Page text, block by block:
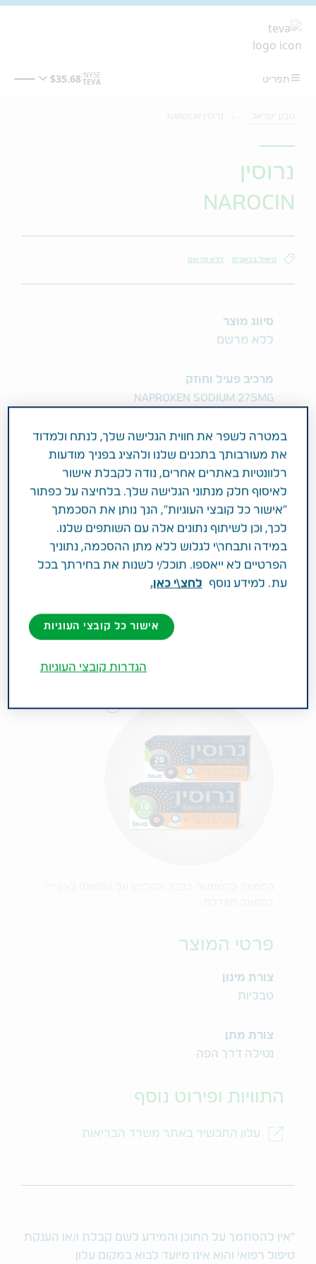
נרוסין
NAROCIN
טיפול בכאבים ללא מרשם
סיווג מוצר
ללא מרשם
מרכיב פעיל וחוזק
NAPROXEN SODIUM 275MG
תחום טיפול
טיפול בכאבים
פעילות רפואית
משכך כאבים קלים עד בינוניים. הורדת חום. לטיפול
בדלקות ראומטיות (שגרוניות) ,דלקות גידים ושרירי
השלד. לטיפול בכאבי וסת, כאבי ראש, שיניים,
שרירים, גב, שיגרון. קבוצה תרפויטית: נוגדי דלקת
פרטי המוצר
צורת מינון
טבליות
צורת מתן
נטילה דרך הפה
התוויות ופירוט נוסף
עלון התכשיר באתר משרד הבריאות
*אין להסתמך על התוכן והמידע לשם קבלת ו/או הענקת
טיפול רפואי והוא אינו מיועד לבוא במקום עלון
במטרה לשפר את חווית הגלישה שלך, לנתח ולמדוד
את מעורבותך בתכנים שלנו ולהציג בפניך מודעות
רלוונטיות באתרים אחרים, נודה לקבלת אישור
לאיסוף חלק מנתוני הגלישה שלך. בלחיצה על כפתור
"אישור כל קובצי העוגיות", הנך נותן את הסכמתך
לכך, וכן לשיתוף נתונים אלה עם השותפים שלנו.
במידה ותבחר\י לגלוש ללא מתן ההסכמה, נתוניך
הפרטיים לא ייאספו. תוכל/י לשנות את בחירתך בכל
עת. למידע נוסף
לחצ\י כאן.
אישור כל קובצי העוגיות
הגדרות קובצי העוגיות